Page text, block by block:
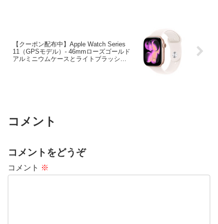
【クーポン配布中】Apple Watch Series
11（GPSモデル）- 46mmローズゴールド
アルミニウムケースとライトブラッシュ
コメント
コメントをどうぞ
コメント ※